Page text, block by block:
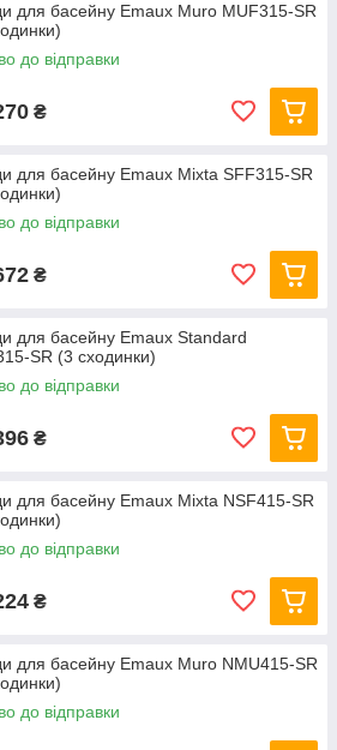
для басейну Emaux Muro MUF315-SR
до відправки
₴
для басейну Emaux Mixta SFF315-SR
до відправки
₴
для басейну Emaux Standard
SR (3 сходинки)
до відправки
₴
для басейну Emaux Mixta NSF415-SR
до відправки
₴
для басейну Emaux Muro NMU415-SR
до відправки